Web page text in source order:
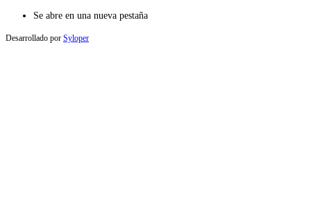
Se abre en una nueva pestaña
Desarrollado por Syloper